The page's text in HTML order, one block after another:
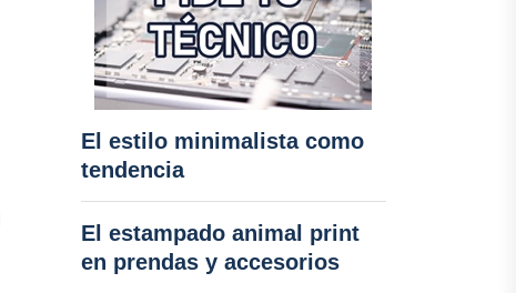
El estilo minimalista como
tendencia
El estampado animal print
en prendas y accesorios